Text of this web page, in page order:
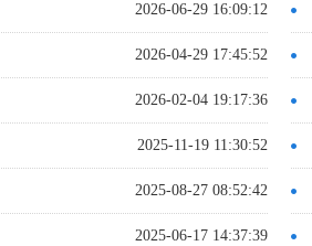
2026-06-29 16:09:12
2026-04-29 17:45:52
2026-02-04 19:17:36
2025-11-19 11:30:52
2025-08-27 08:52:42
2025-06-17 14:37:39